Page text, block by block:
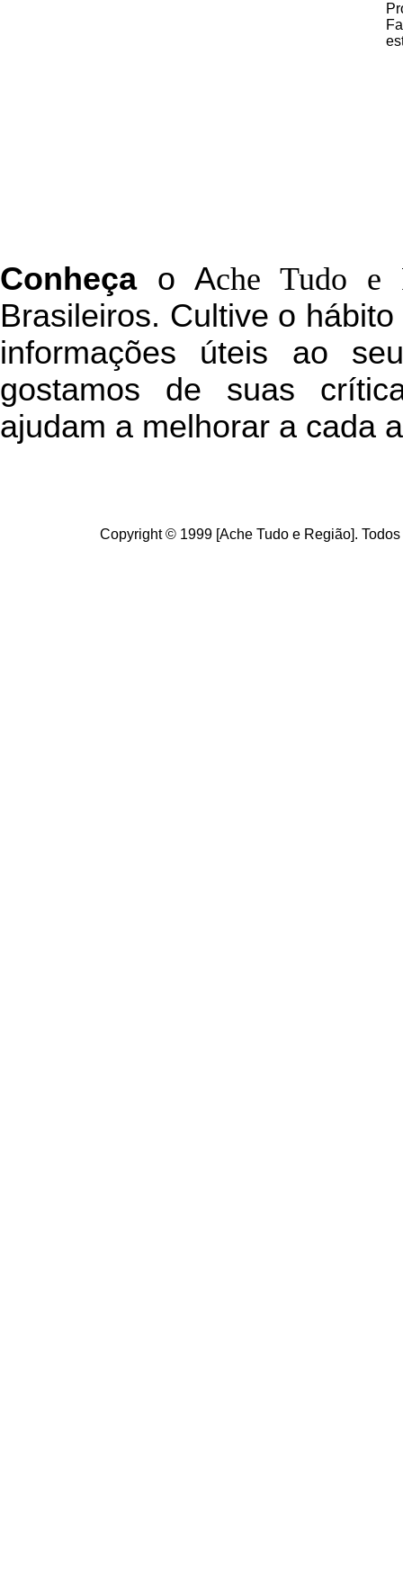
Conheçao Ache Tudo e
Brasileiros. Cultive o
informações úteis ao
gostamos de suas
ajudam a melhorar a cada
Copyright © 1999 [Ache Tudo e Região].